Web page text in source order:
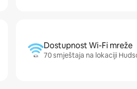
Dostupnost Wi-Fi mreže
70 smještaja na lokaciji